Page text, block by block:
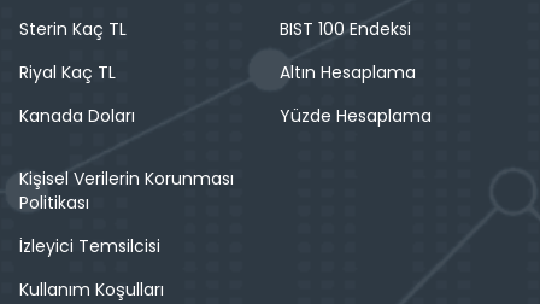
Sterin Kaç TL
Riyal Kaç TL
Kanada Doları
BIST 100 Endeksi
Altın Hesaplama
Yüzde Hesaplama
Kişisel Verilerin Korunması
Politikası
İzleyici Temsilcisi
Kullanım Koşulları